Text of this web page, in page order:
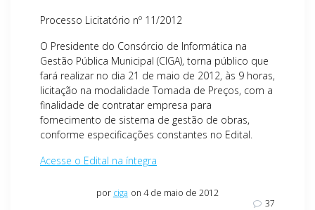
Processo Licitatório nº 11/2012
O Presidente do Consórcio de Informática na
Gestão Pública Municipal (CIGA), torna público que
fará realizar no dia 21 de maio de 2012, às 9 horas,
licitação na modalidade Tomada de Preços, com a
finalidade de contratar empresa para
fornecimento de sistema de gestão de obras,
conforme especificações constantes no Edital.
Acesse o Edital na íntegra
por ciga on 4 de maio de 2012
37